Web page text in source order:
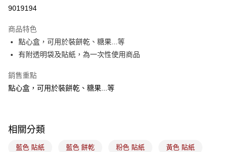
全盈+PAY
ATM付款
運送方式
7-11取貨(5kg以內，尺寸不超過90cm)
常溫宅配-(限重20kg以下)
9019194
商品特色
點心盒，可用於裝餅乾、糖果...等
有附透明袋及貼紙，為一次性使用商品
銷售重點
點心盒，可用於裝餅乾、糖果...等
相關分類
藍色 貼紙 藍色 餅乾 粉色 貼紙 黃色 貼紙